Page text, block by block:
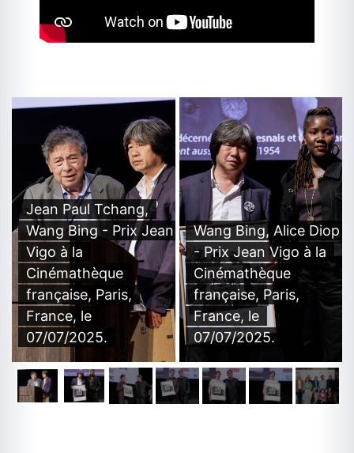
Jean Paul Tchang,
Wang Bing - Prix Jean
Vigo à la
Cinémathèque
française, Paris,
France, le
07/07/2025.
Wang Bing, Alice Diop
- Prix Jean Vigo à la
Cinémathèque
française, Paris,
France, le
07/07/2025.